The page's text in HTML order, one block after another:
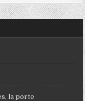
la porte